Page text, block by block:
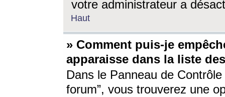
votre administrateur a
Haut
» Comment puis-je
apparaisse dans la liste
Dans le Panneau de
forum”, vous trouverez une